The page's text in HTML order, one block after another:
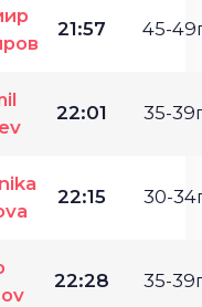
21:57 45-
22:01 35-
22:15 30-
22:28 35-